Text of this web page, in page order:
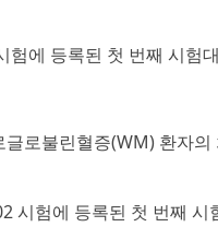
험에 등록된 첫 번째 시험
로불린혈증(WM) 환자
시험에 등록된 첫 번째 시